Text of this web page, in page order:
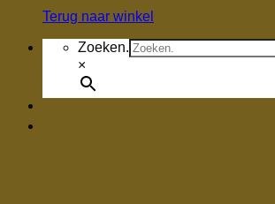
Terug naar winkel
Zoeken.
×